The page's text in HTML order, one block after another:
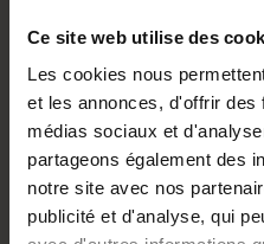
Ce site web utilise des
Les cookies nous
et les annonces, d'offrir des
médias sociaux et
partageons également des
notre site avec nos
publicité et d'analyse, qui
Achetez local sur
notre boutique
Découvrez les produits